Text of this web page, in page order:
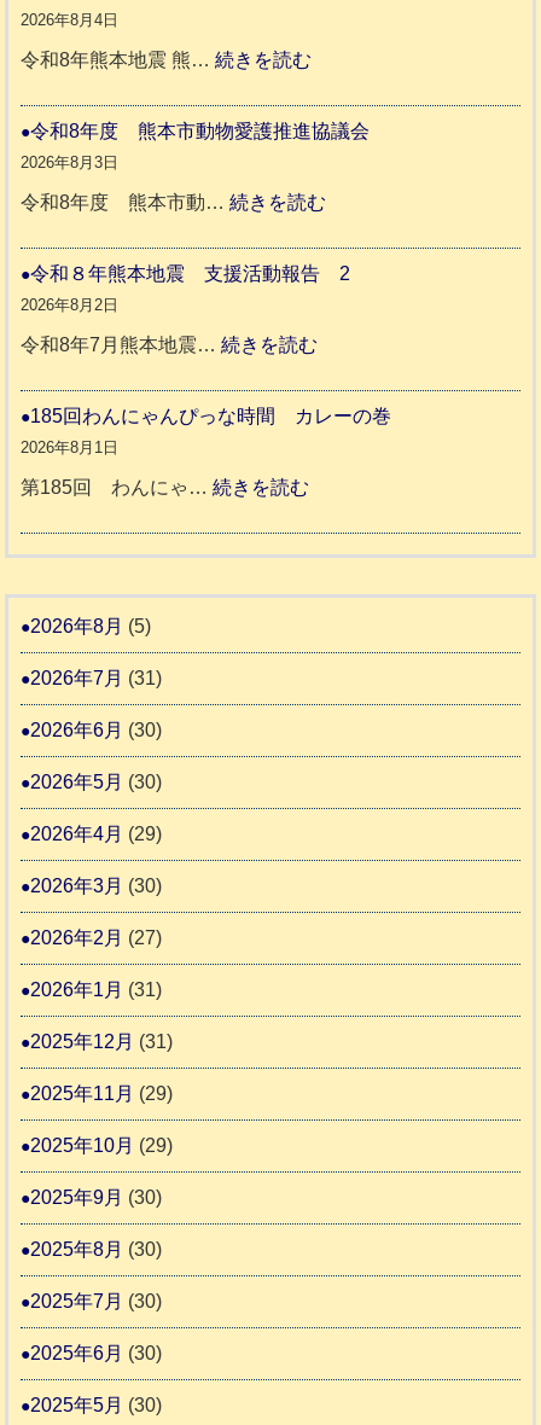
本
支
報
告
2026年8月4日
令和8年熊本地震 熊…続きを読む
災
ッ
一
り
支
ま
ま
令和8年度 熊本市動物愛護推進協議会
2026年8月3日
令和8年度 熊本市動…続きを読む
和
動
進
会
令和８年熊本地震 支援活動報告 2
2026年8月2日
令和8年7月熊本地震…続きを読む
和
2
185回わんにゃんぴっな時間 カレーの巻
2026年8月1日
第185回 わんにゃ…続きを読む
8
わ
ゃ
っ
間
2026年8月 (5)
2026年7月 (31)
2026年6月 (30)
2026年5月 (30)
2026年4月 (29)
2026年3月 (30)
2026年2月 (27)
2026年1月 (31)
2025年12月 (31)
2025年11月 (29)
2025年10月 (29)
2025年9月 (30)
2025年8月 (30)
2025年7月 (30)
2025年6月 (30)
2025年5月 (30)